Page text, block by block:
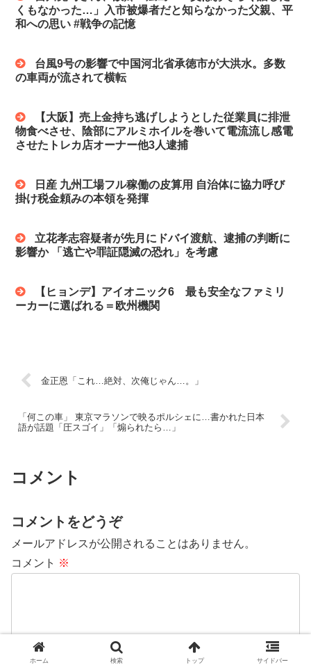
くもなかった…」入市被爆者だと知らなかった父親、平
和への思い #戦争の記憶
の車両が流されて横転
物食べさせ、陰部にアルミホイルを巻いて電流流し感電
させたトレカ店オーナー他3人逮捕
掛け税金頼みの本領を発揮
影響か 「逃亡や罪証隠滅の恐れ」を考慮
ーカーに選ばれる＝欧州機関
金正恩「これ…絶対、次俺じゃん…。」
「何この車」 東京マラソンで映るポルシェに…書かれた日本
語が話題「圧スゴイ」「煽られたら…」
コメント
コメントをどうぞ
メールアドレスが公開されることはありません。
コメント ※
ホーム 検索 トップ サイドバー